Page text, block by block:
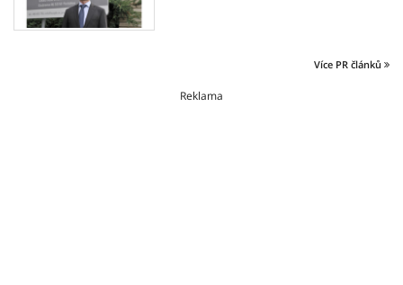
Více PR článků
Reklama